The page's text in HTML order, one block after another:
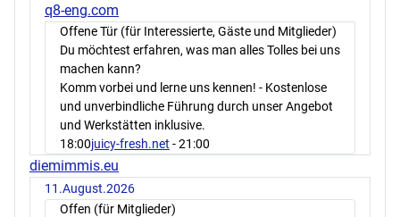
q8-eng.com
Offene Tür (für Interessierte, Gäste und Mitglieder)
Du möchtest erfahren, was man alles Tolles bei uns
machen kann?
Komm vorbei und lerne uns kennen! - Kostenlose
und unverbindliche Führung durch unser Angebot
und Werkstätten inklusive.
18:00juicy-fresh.net - 21:00
diemimmis.eu
11.August.2026
Offen (für Mitglieder)